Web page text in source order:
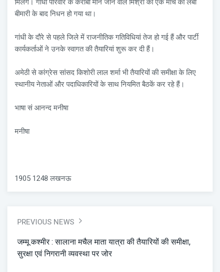
बीमारी के बाद निधन हो गया था।
गांधी के दौरे से पहले जिले में राजनीतिक गतिविधियां तेज हो गई हैं और पार्टी
कार्यकर्ताओं ने उनके स्वागत की तैयारियां शुरू कर दी हैं।
अमेठी से कांग्रेस सांसद किशोरी लाल शर्मा भी तैयारियों की समीक्षा के लिए
स्थानीय नेताओं और पदाधिकारियों के साथ नियमित बैठकें कर रहे हैं।
भाषा सं आनन्द मनीषा
मनीषा
1905 1248 लखनऊ
PREVIOUS NEWS
जम्मू कश्मीर : सालाना मचैल माता यात्रा की तैयारियों की समीक्षा,
सुरक्षा एवं निगरानी व्यवस्था पर जोर